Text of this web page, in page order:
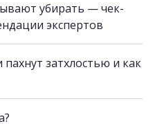
убирать — чек-
экспертов
затхлостью и как